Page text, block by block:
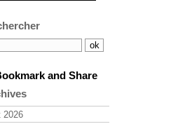
2026